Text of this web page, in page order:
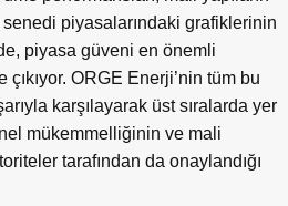
piyasalarındaki grafiklerinin
piyasa güveni en önemli
ORGE Enerji’nin tüm bu
karşılayarak üst sıralarda yer
mükemmelliğinin ve mali
tarafından da onaylandığı